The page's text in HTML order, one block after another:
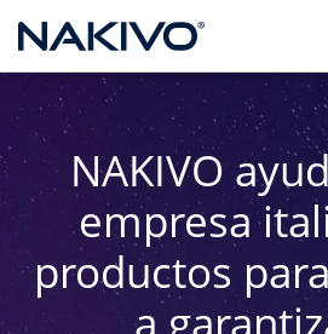
NAKIVO
empresa
productos
a